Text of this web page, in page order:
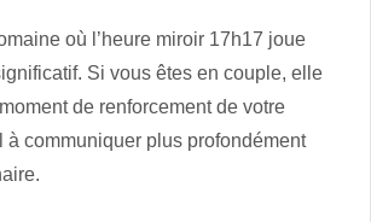
où l’heure miroir 17h17 joue
Si vous êtes en couple, elle
de renforcement de votre
à communiquer plus profondément